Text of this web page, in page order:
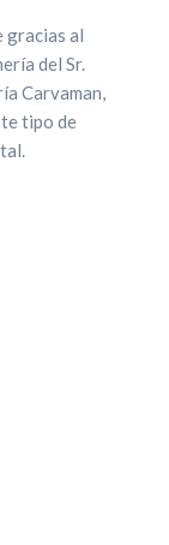
gracias al
del Sr.
Carvaman,
tipo de